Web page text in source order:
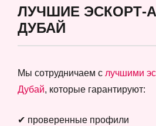
ЛУЧШИЕ ЭСКОРТ-
ДУБАЙ
Мы сотрудничаем с лучшими
Дубай, которые гарантируют:
✔ проверенные профили